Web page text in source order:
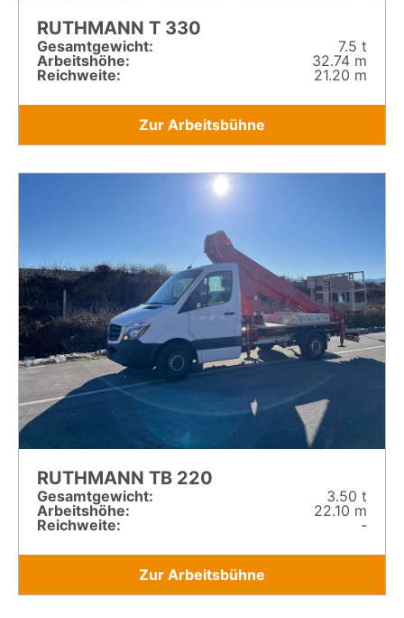
RUTHMANN T 330
Gesamt­gewicht:
7.5 t
Arbeitshöhe:
32.74 m
Reichweite:
21.20 m
Zur Arbeitsbühne
RUTHMANN TB 220
Gesamt­gewicht:
3.50 t
Arbeitshöhe:
22.10 m
Reichweite:
-
Zur Arbeitsbühne